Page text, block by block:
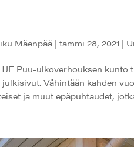
Mäenpää |tammi 28, 2021 |
Puu-ulkoverhouksen
Vähintään kahden
ja muut epäpuhtaudet,